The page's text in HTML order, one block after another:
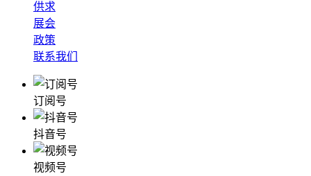
供求
展会
政策
联系我们
订阅号
抖音号
视频号